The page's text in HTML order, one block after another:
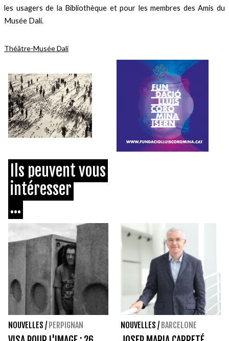
les usagers de la Bibliothèque et pour les membres des Amis du
Musée Dalí.
Théâtre-Musée Dalí
Ils peuvent vous
intéresser
...
NOUVELLES / PERPIGNAN NOUVELLES / BARCELONE